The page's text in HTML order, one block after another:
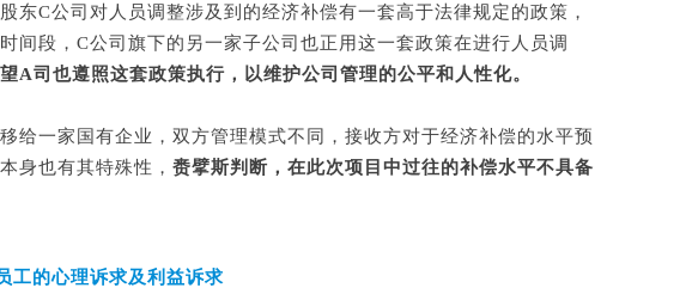
东C公司对人员调整涉及到的经济补偿有一套高于法律规定的政策，
间段，C公司旗下的另一家子公司也正用这一套政策在进行人员调
A司也遵照这套政策执行，以维护公司管理的公平和人性化。
给一家国有企业，双方管理模式不同，接收方对于经济补偿的水平预
身也有其特殊性， 赉擘斯判断，在此次项目中过往的补偿水平不具备
工的心理诉求及利益诉求